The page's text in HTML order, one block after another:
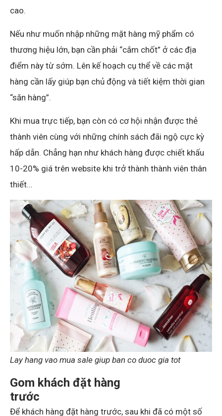
cao.
Nếu như muốn nhập những mặt hàng mỹ phẩm có
thương hiệu lớn, bạn cần phải “cắm chốt” ở các địa
điểm này từ sớm. Lên kế hoạch cụ thể về các mặt
hàng cần lấy giúp bạn chủ động và tiết kiệm thời gian
“săn hàng”.
Khi mua trực tiếp, bạn còn có cơ hội nhận được thẻ
thành viên cùng với những chính sách đãi ngộ cực kỳ
hấp dẫn. Chẳng hạn như khách hàng được chiết khấu
10-20% giá trên website khi trở thành thành viên thân
thiết…
Lay hang vao mua sale giup ban co duoc gia tot
Gom khách đặt hàng
trước
Để khách hàng đặt hàng trước, sau khi đã có một số